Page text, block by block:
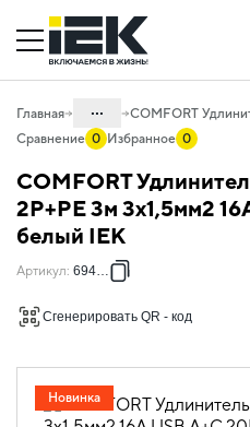
Главная ...
06. Изделия
удлинители и силовые
фильтры
06.02.01 Удлинители
COMFORT
Сравнение 0 Избранное 0
COMFORT
2P+PE 3м 3х1,5мм2
белый IEK
Новинка
Артикул: 694692
Сгенерировать QR - код